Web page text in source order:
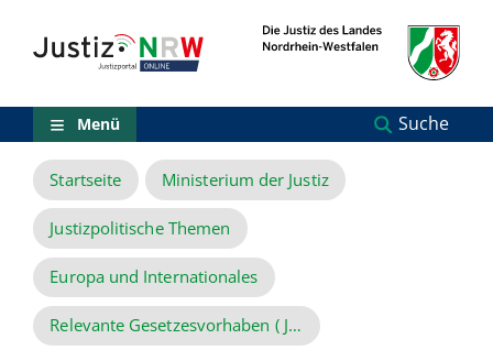
Inhalt
(Sprungmarken)
Menü
Zur
Suche
Zur
NRW-
Entscheidungssuche
Zur
Hauptnavigation
Zum
aktuellen
Inhalt
Menü Suche
Startseite Ministerium der Justiz
Justizpolitische Themen
Europa und Internationales
Relevante Gesetzesvorhaben ( Justiz) und Veranstaltungen zu EU-Initiativen